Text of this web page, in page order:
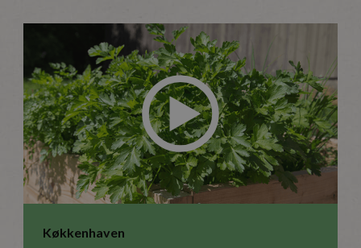
Køkkenhaven